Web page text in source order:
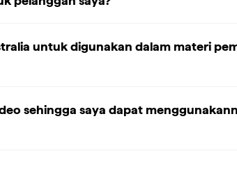
untuk digunakan dalam materi
sehingga saya dapat